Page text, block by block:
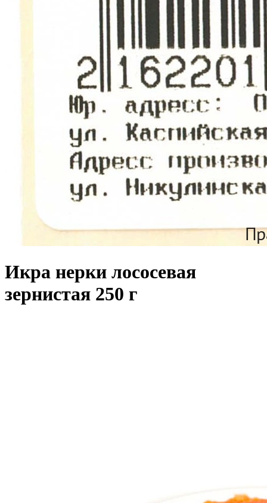
Икра нерки лососевая
зернистая 250 г